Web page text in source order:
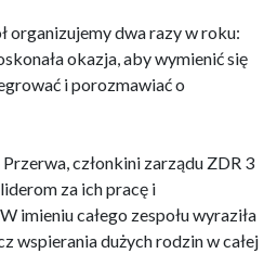
organizujemy dwa razy w roku:
okazja, aby wymienić się
i porozmawiać o
członkini zarządu ZDR 3
za ich pracę i
imieniu całego zespołu wyraziła
wspierania dużych rodzin w całej